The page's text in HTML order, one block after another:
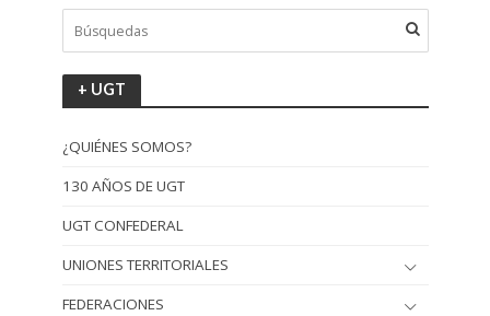
+ UGT
¿QUIÉNES SOMOS?
130 AÑOS DE UGT
UGT CONFEDERAL
UNIONES TERRITORIALES
FEDERACIONES